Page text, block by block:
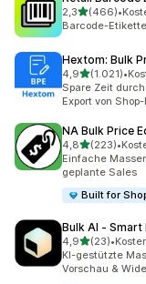
2,3von 5 Sternen
(466)
466 •
Barcode-
Hextom: Bulk
4,9von 5(1.021)
1021 •
Spare Zeit
Export von
NA Bulk Price
4,8von 5
(223)
223 •
Einfache
geplante Sales
Built for
Bulk AI ‑
4,9von 5
(23)
23 Rezensionen
•
KI-gestützte
Vorschau &